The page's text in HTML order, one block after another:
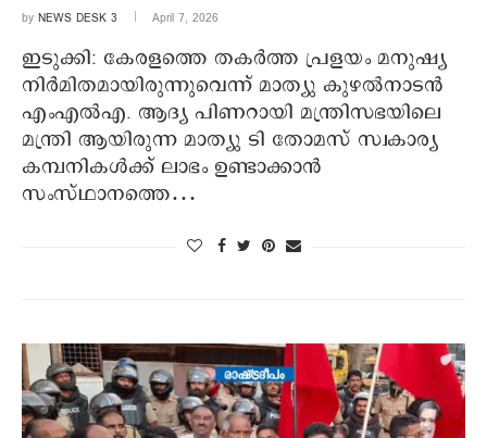
by NEWS DESK 3 April 7, 2026
ഇടുക്കി: കേരളത്തെ തകര്‍ത്ത പ്രളയം മനുഷ്യ
നിര്‍മിതമായിരുന്നുവെന്ന് മാത്യു കുഴൽനാടൻ
എംഎല്‍എ. ആദ്യ പിണറായി മന്ത്രിസഭയിലെ
മന്ത്രി ആയിരുന്ന മാത്യു ടി തോമസ് സ്വകാര്യ
കമ്പനികൾക്ക് ലാഭം ഉണ്ടാക്കാൻ
സംസ്ഥാനത്തെ…